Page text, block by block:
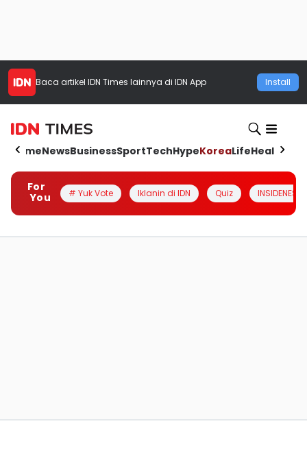
Baca artikel IDN Times lainnya di IDN App Install
HomeNewsBusinessSportTechHypeKoreaLifeHealth
For
You
# Yuk Vote Iklanin di IDN Quiz INSIDENESIA